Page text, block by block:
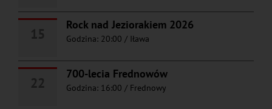
Rock nad Jeziorakiem 2026
Godzina: 20:00 / Iława
700-lecia Frednowów
Godzina: 16:00 / Frednowy